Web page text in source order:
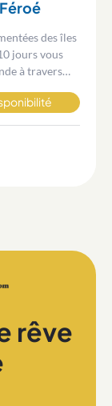
des îles
jours vous
à travers
rêve